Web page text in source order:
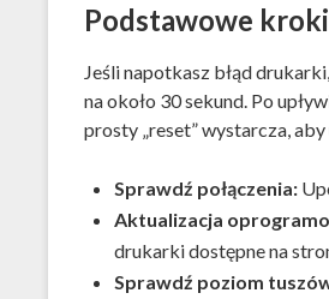
Podstawowe
Jeśli napotkasz błąd
na około 30 sekund. Po
prosty „reset” wystarcza,
Sprawdź połączenia:
Aktualizacja
drukarki dostępne na
Sprawdź poziom